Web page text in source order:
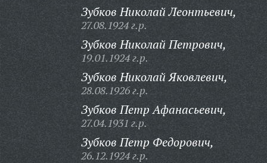
Зубков Николай Леонтьевич,
27.08.1924 г.р.
Зубков Николай Петрович,
19.01.1924 г.р.
Зубков Николай Яковлевич,
28.08.1926 г.р.
Зубков Петр Афанасьевич,
27.04.1931 г.р.
Зубков Петр Федорович,
26.12.1924 г.р.